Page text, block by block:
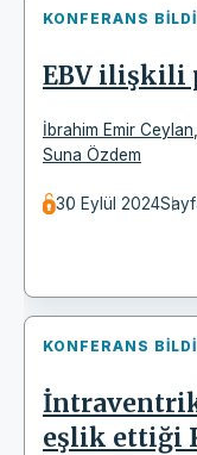
KONFERANS
EBV ilişkili
İbrahim Emir Ceylan
Suna Özdem
30 Eylül 2024
KONFERANS
eşlik ettiği